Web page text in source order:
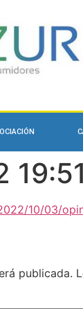
19:51
10/03/
publicada.